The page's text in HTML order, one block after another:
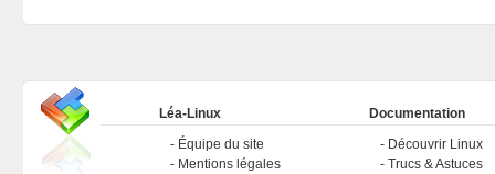
Léa-Linux
Équipe du site
Mentions légales
Documentation
Découvrir Linux
Trucs & Astuces